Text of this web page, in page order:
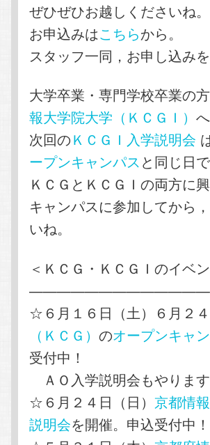
ぜひぜひお越しくださいね
お申込みはこちらから。
スタッフ一同，お申し込み
大学卒業・専門学校卒業の
報大学院大学（ＫＣＧＩ）
次回のＫＣＧＩ入学説明会
ープンキャンパスと同じ日で
ＫＣＧとＫＣＧＩの両方に
キャンパスに参加してから
いね。
＜ＫＣＧ・ＫＣＧＩのイベ
☆６月１６日（土）６月２４
（ＫＣＧ）のオープンキャ
受付中！
ＡＯ入学説明会もやります
☆６月２４日（日） 京都情
説明会を開催。申込受付中！